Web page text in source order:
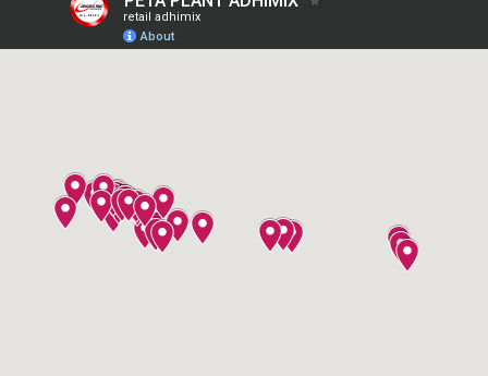
Chat Layanan Bantuan
Hai! Klik salah satu anggota kami di bawah ini